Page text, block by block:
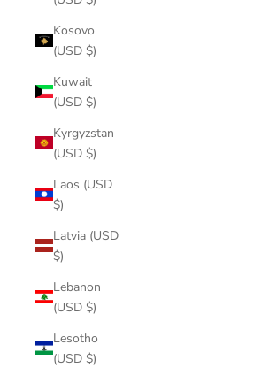
Kosovo
(USD $)
Kuwait
(USD $)
Kyrgyzstan
(USD $)
Laos (USD
$)
Latvia (USD
$)
Lebanon
(USD $)
Lesotho
(USD $)